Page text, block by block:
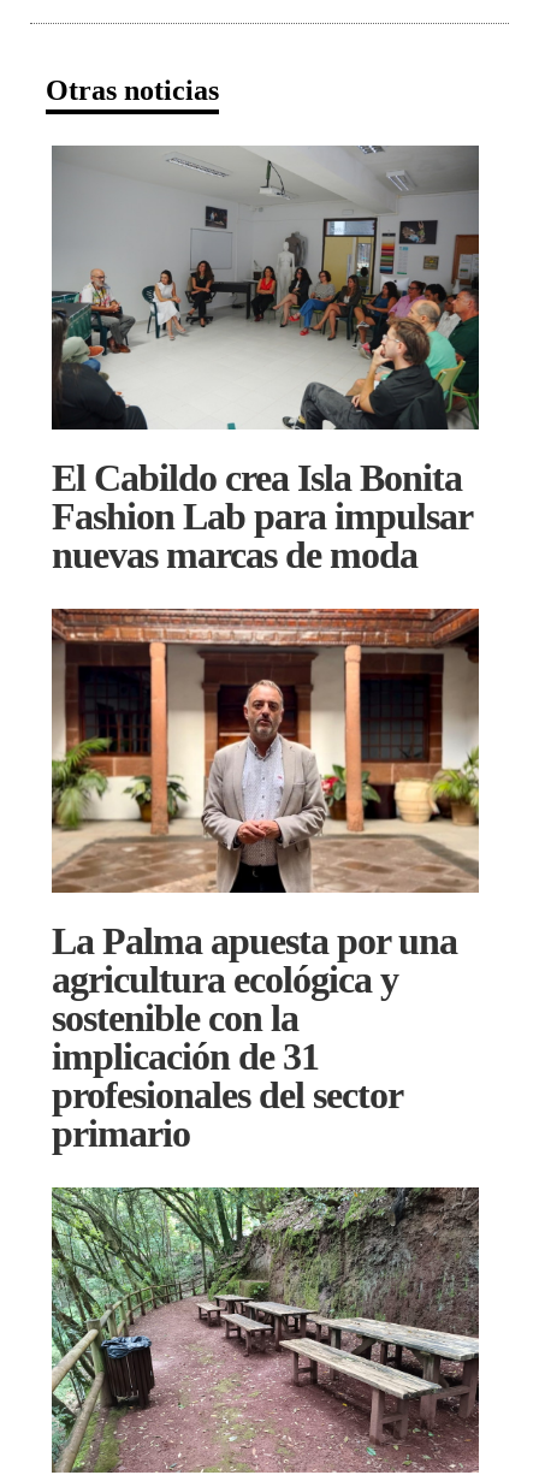
Otras noticias
El Cabildo crea Isla Bonita
Fashion Lab para impulsar
nuevas marcas de moda
La Palma apuesta por una
agricultura ecológica y
sostenible con la
implicación de 31
profesionales del sector
primario